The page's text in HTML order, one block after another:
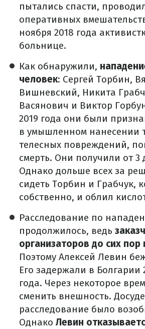
пытались спасти,
оперативных
ноября 2018 года
больнице.
Как обнаружили,
человек: Сергей Торбин,
Вишневский, Никита
Васянович и Виктор
2019 года они были
в умышленном нанесении
телесных повреждений,
смерть. Они получили от 3
Однако дольше всех за
сидеть Торбин и Грабчук,
собственно, и облил
Расследование по
продолжилось, ведь
организаторов до сих пор
Поэтому Алексей Левин
Его задержали в Болгарии
года. Через некоторое
сменить внешность.
расследование было
Однако Левин